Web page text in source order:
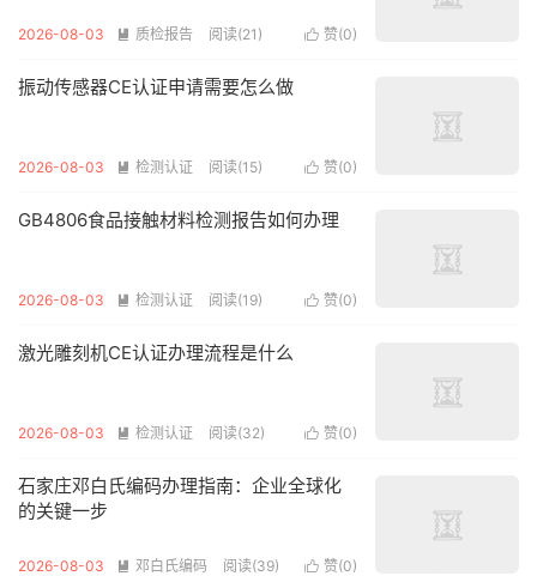
 赞(0)
2026-08-03  质检报告 阅读(21)
振动传感器CE认证申请需要怎么做
 赞(0)
2026-08-03  检测认证 阅读(15)
GB4806食品接触材料检测报告如何办理
 赞(0)
2026-08-03  检测认证 阅读(19)
激光雕刻机CE认证办理流程是什么
 赞(0)
2026-08-03  检测认证 阅读(32)
石家庄邓白氏编码办理指南：企业全球化
的关键一步
 赞(0)
2026-08-03  邓白氏编码 阅读(39)